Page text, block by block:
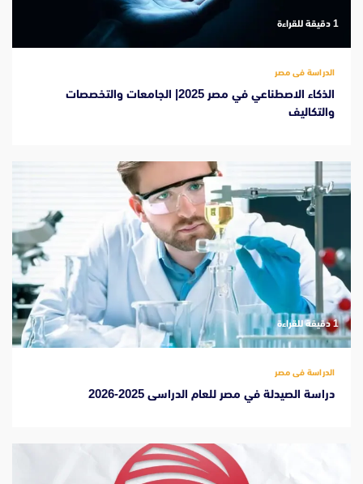
‫1 دقيقة للقراءة
الدراسة فى مصر
الذكاء الاصطناعي في مصر 2025| الجامعات والتخصصات
والتكاليف
‫1 دقيقة للقراءة
الدراسة فى مصر
دراسة الصيدلة في مصر للعام الدراسى 2025-2026